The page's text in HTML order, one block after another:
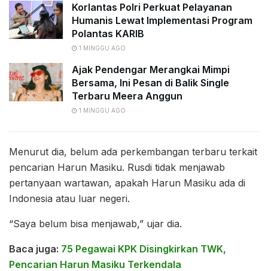
Korlantas Polri Perkuat Pelayanan
Humanis Lewat Implementasi Program
Polantas KARIB
1 MINGGU AGO
Ajak Pendengar Merangkai Mimpi
Bersama, Ini Pesan di Balik Single
Terbaru Meera Anggun
1 MINGGU AGO
Menurut dia, belum ada perkembangan terbaru terkait
pencarian Harun Masiku. Rusdi tidak menjawab
pertanyaan wartawan, apakah Harun Masiku ada di
Indonesia atau luar negeri.
“Saya belum bisa menjawab,” ujar dia.
Baca juga: 75 Pegawai KPK Disingkirkan TWK,
Pencarian Harun Masiku Terkendala